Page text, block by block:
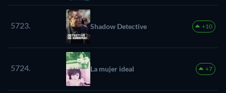
5723. Shadow Detective +10
5724. La mujer ideal +7